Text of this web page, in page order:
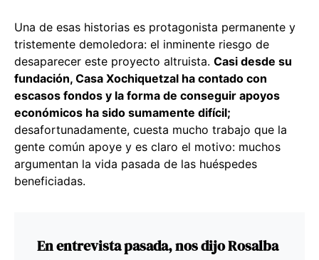
Una de esas historias es protagonista permanente y
tristemente demoledora: el inminente riesgo de
desaparecer este proyecto altruista. Casi desde su
fundación, Casa Xochiquetzal ha contado con
escasos fondos y la forma de conseguir apoyos
económicos ha sido sumamente difícil;
desafortunadamente, cuesta mucho trabajo que la
gente común apoye y es claro el motivo: muchos
argumentan la vida pasada de las huéspedes
beneficiadas.
En entrevista pasada, nos dijo Rosalba